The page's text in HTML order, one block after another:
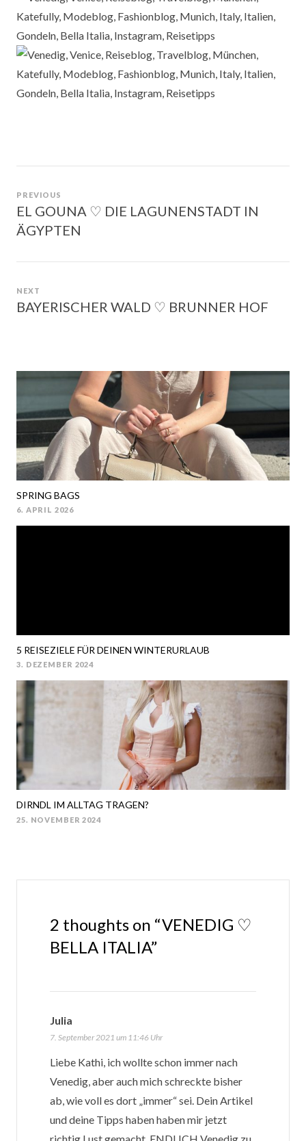
PREVIOUS
Previous
post:
EL GOUNA ♡ DIE LAGUNENSTADT IN
ÄGYPTEN
NEXT
Next
BAYERISCHER WALD ♡ BRUNNER HOF
SPRING BAGS
POSTED
ON
6. APRIL 2026
5 REISEZIELE FÜR DEINEN WINTERURLAUB
POSTED
ON
3. DEZEMBER 2024
DIRNDL IM ALLTAG TRAGEN?
POSTED
25. NOVEMBER 2024
2 thoughts on “VENEDIG ♡
BELLA ITALIA”
Julia
7. September 2021 um 11:46 Uhr
Liebe Kathi, ich wollte schon immer nach
Venedig, aber auch mich schreckte bisher
ab, wie voll es dort „immer“ sei. Dein Artikel
und deine Tipps haben haben mir jetzt